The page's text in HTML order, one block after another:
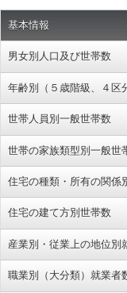
基本情報
男女別人口及び世帯数
年齢別（５歳階級、４区
世帯人員別一般世帯数
世帯の家族類型別一般世
住宅の種類・所有の関係
住宅の建て方別世帯数
産業別・従業上の地位別
職業別（大分類）就業者